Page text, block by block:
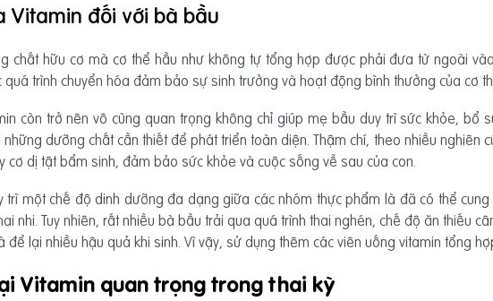
Vitamin đối với bà bầu
chất hữu cơ mà cơ thể hầu như không tự tổng hợp được phải đưa từ ngoài
quá trình chuyển hóa đảm bảo sự sinh trưởng và hoạt động bình thưởng của cơ
còn trở nên vô cùng quan trọng không chỉ giúp mẹ bầu duy trì sức khỏe, bổ
dưỡng chất cần thiết để phát triển toàn diện. Thậm chí, theo nhiều nghiên
cơ dị tật bẩm sinh, đảm bảo sức khỏe và cuộc sống về sau của con.
trì một chế độ dinh dưỡng đa dạng giữa các nhóm thực phẩm là đã có thể
nhi. Tuy nhiên, rất nhiều bà bầu trải qua quá trình thai nghén, chế độ ăn thiếu
để lại nhiều hậu quả khi sinh. Vì vậy, sử dụng thêm các viên uống vitamin tổng
Vitamin quan trọng trong thai kỳ